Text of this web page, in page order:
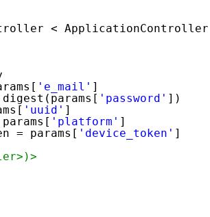
< ApplicationController
'e_mail' ]
'password' ])
'uuid' ]
'platform' ]
= params[ 'device_token' ]